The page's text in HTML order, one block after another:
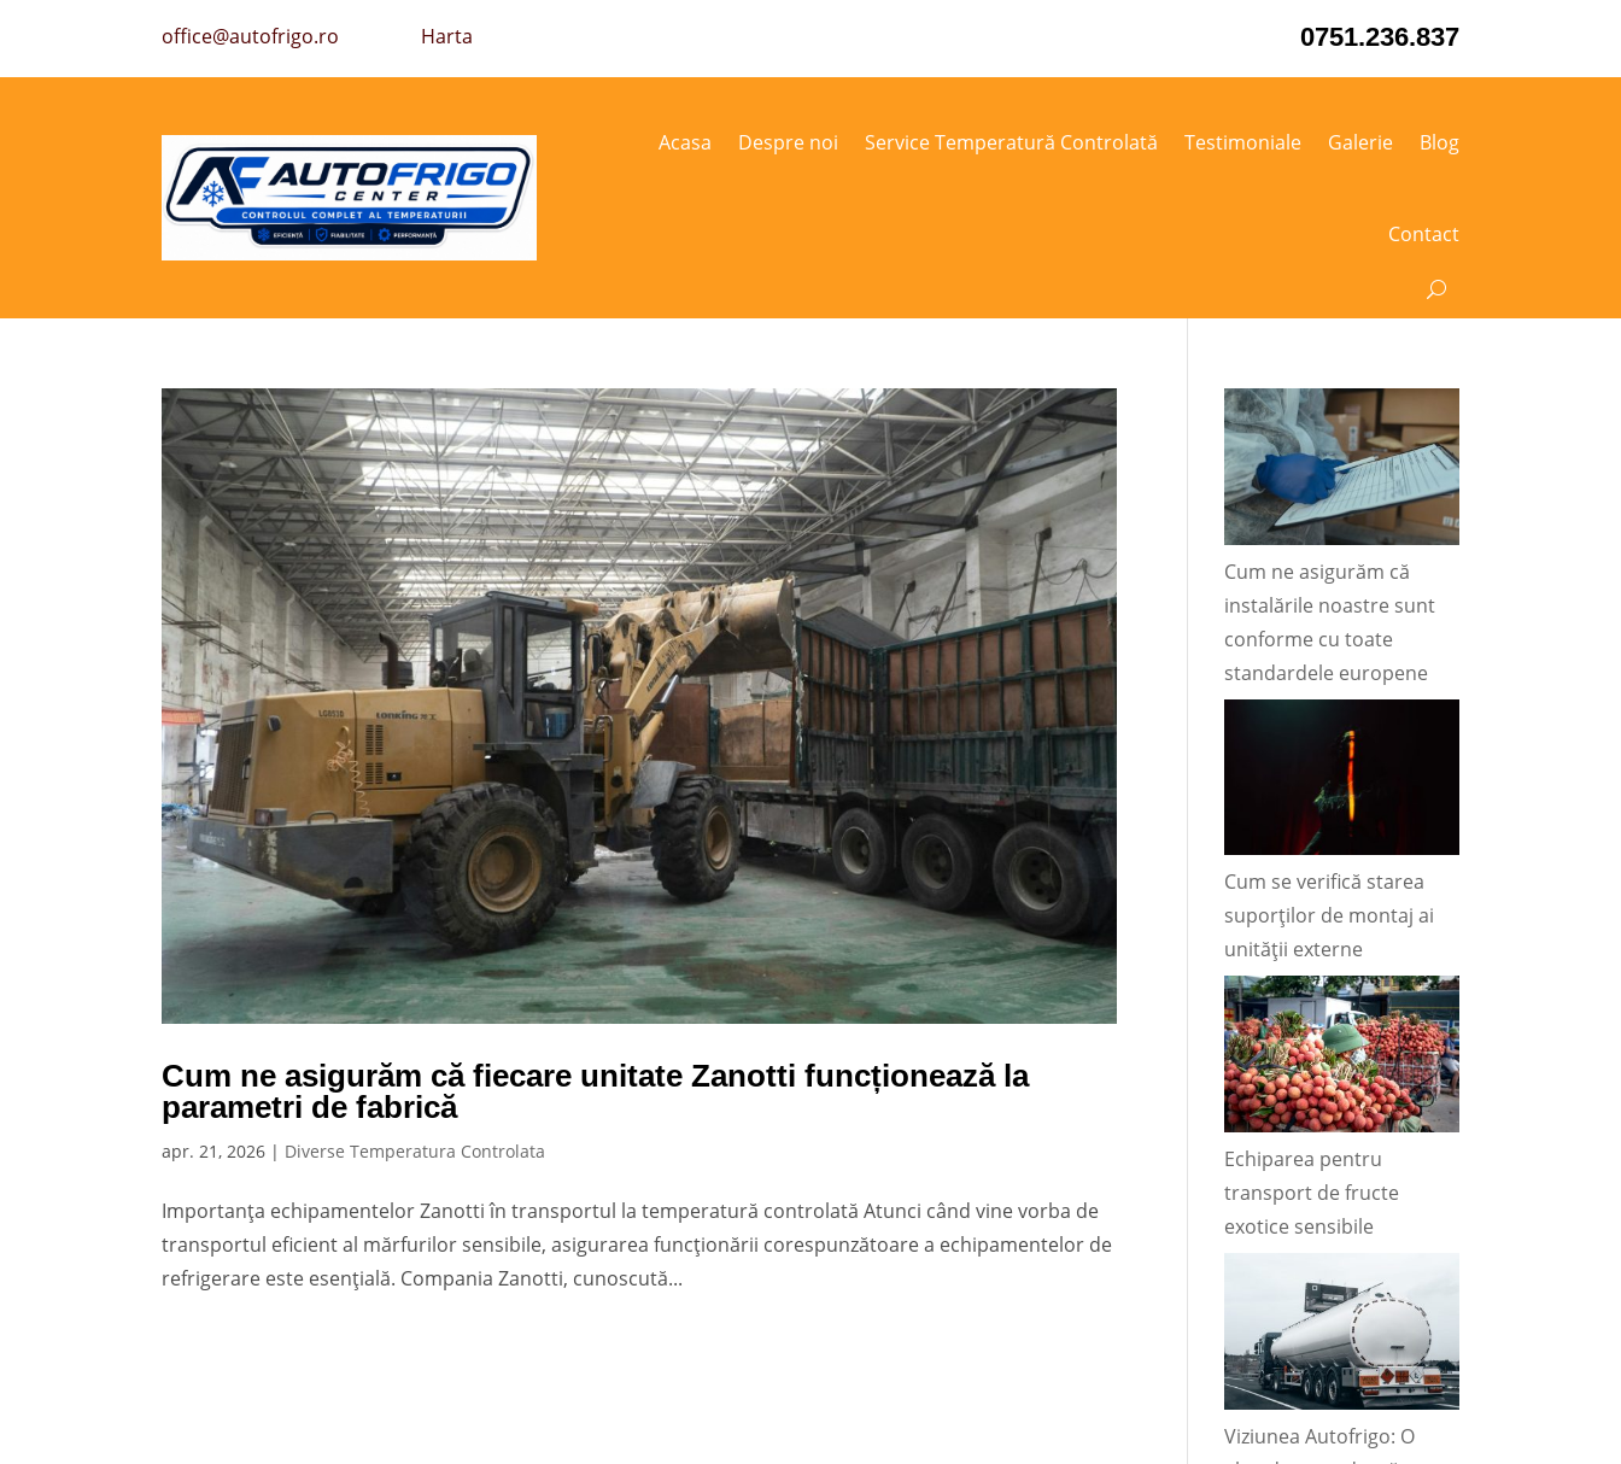
office@autofrigo.ro Harta 0751.236.837
Acasa Despre noi Service Temperatură Controlată Testimoniale Galerie Blog
Contact
Cum ne asigurăm că fiecare unitate Zanotti funcționează la
parametri de fabrică
apr. 21, 2026 | Diverse Temperatura Controlata
Importanța echipamentelor Zanotti în transportul la temperatură controlată Atunci când vine vorba de
transportul eficient al mărfurilor sensibile, asigurarea funcționării corespunzătoare a echipamentelor de
refrigerare este esențială. Compania Zanotti, cunoscută...
Cum ne asigurăm că
instalările noastre sunt
conforme cu toate
standardele europene
Cum se verifică starea
suporților de montaj ai
unității externe
Echiparea pentru
transport de fructe
exotice sensibile
Viziunea Autofrigo: O